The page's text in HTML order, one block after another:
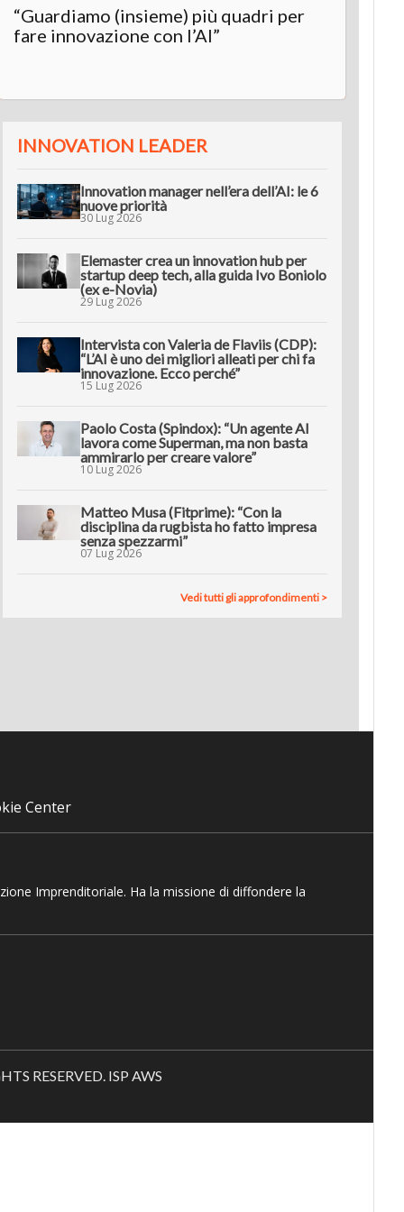
“Guardiamo (insieme) più quadri per
fare innovazione con l’AI”
INNOVATION LEADER
Innovation manager nell’era dell’AI: le 6
nuove priorità
30 Lug 2026
Elemaster crea un innovation hub per
startup deep tech, alla guida Ivo Boniolo
(ex e-Novia)
29 Lug 2026
Intervista con Valeria de Flaviis (CDP):
“L’AI è uno dei migliori alleati per chi fa
innovazione. Ecco perché”
15 Lug 2026
Paolo Costa (Spindox): “Un agente AI
lavora come Superman, ma non basta
ammirarlo per creare valore”
10 Lug 2026
Matteo Musa (Fitprime): “Con la
disciplina da rugbista ho fatto impresa
senza spezzarmi”
07 Lug 2026
Vedi tutti gli approfondimenti >
Center
Imprenditoriale. Ha la missione di diffondere la
RESERVED. ISP AWS